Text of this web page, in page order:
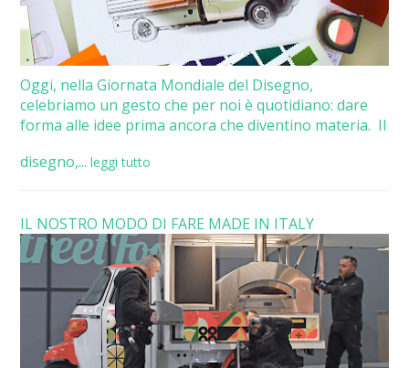
Oggi, nella Giornata Mondiale del Disegno,
celebriamo un gesto che per noi è quotidiano: dare
forma alle idee prima ancora che diventino materia. Il
disegno,... leggi tutto
IL NOSTRO MODO DI FARE MADE IN ITALY